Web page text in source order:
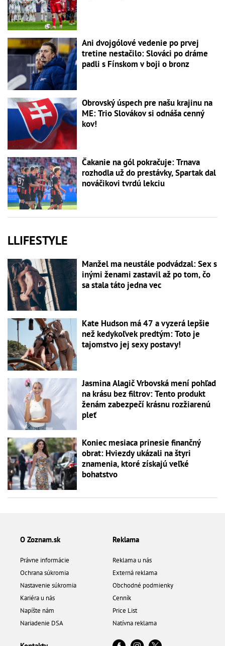
Ani dvojgólové vedenie po prvej
tretine nestačilo: Slováci po dráme
padli s Fínskom v boji o bronz
Obrovský úspech pre našu krajinu na
ME: Trio Slovákov si odnáša cenný
kov!
Čakanie na gól pokračuje: Trnava
rozhodla už do prestávky, Spartak dal
nováčikovi tvrdú lekciu
LLIFESTYLE
Manžel ma neustále podvádzal: Sex s
inými ženami zastavil až po tom, čo
sa stala táto jedna vec
Kate Hudson má 47 a vyzerá lepšie
než kedykoľvek predtým: Toto je
tajomstvo jej sexy postavy!
Jasmina Alagič Vrbovská mení pohľad
na krásu bez filtrov: Tento produkt
ženám zabezpečí krásnu rozžiarenú
pleť
Koniec mesiaca prinesie finančný
obrat: Hviezdy ukázali na štyri
znamenia, ktoré získajú veľké
bohatstvo
O Zoznam.sk
Právne informácie
Ochrana súkromia
Nastavenie súkromia
Kariéra u nás
Napíšte nám
Nariadenie DSA
Reklama
Reklama u nás
Externá reklama
Obchodné podmienky
Cenník
Price List
Natívna reklama